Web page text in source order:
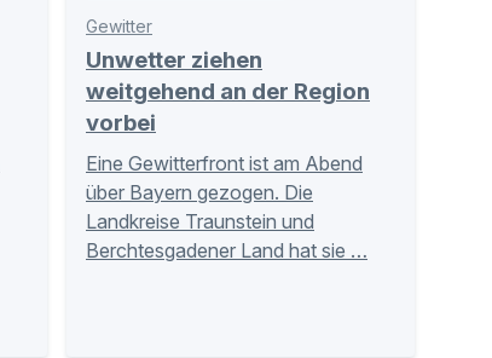
Gewitter
Unwetter ziehen
weitgehend an der Region
vorbei
Eine Gewitterfront ist am Abend
über Bayern gezogen. Die
Landkreise Traunstein und
Berchtesgadener Land hat sie …